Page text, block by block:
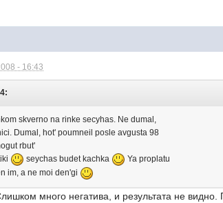
- 16:43
skverno na rinke secyhas. Ne dumal,
Dumal, hot' poumneil posle avgusta 98
rbut'
seychas budet kachka
Ya proplatu
im, a ne moi den'gi
много негатива, и результата не